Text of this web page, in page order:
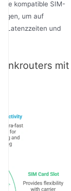
kompatible SIM-
um auf
Latenzzeiten und
mit